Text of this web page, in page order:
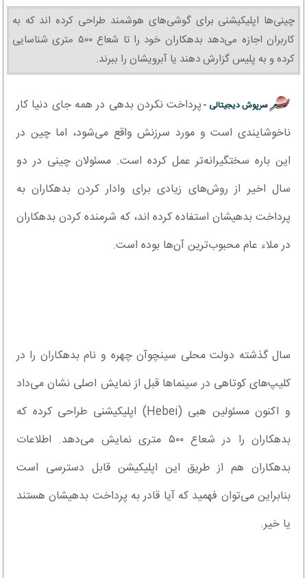
چینی‌ها اپلیکیشنی برای گوشی‌های هوشمند طراحی کرده اند که به
کاربران اجازه می‌دهد بدهکاران خود را تا شعاع ۵۰۰ متری شناسایی
کرده و به پلیس گزارش دهند یا آبرویشان را ببرند.
سرپوش دیجیتالی - پرداخت نکردن بدهی در همه جای دنیا کار
ناخوشایندی است و مورد سرزنش واقع می‌شود، اما چین در
این باره سختگیرانه‌تر عمل کرده است. مسئولان چینی در دو
سال اخیر از روش‌های زیادی برای وادار کردن بدهکاران به
پرداخت بدهیشان استفاده کرده اند، که شرمنده کردن بدهکاران
در ملاء عام محبوب‌ترین آن‌ها بوده است.
سال گذشته دولت محلی سینچوآن چهره و نام بدهکاران را در
کلیپ‌های کوتاهی در سینما‌ها قبل از نمایش اصلی نشان می‌داد
و اکنون مسئولین هبی (Hebei) اپلیکیشنی طراحی کرده که
بدهکاران را در شعاع ۵۰۰ متری نمایش می‌دهد. اطلاعات
بدهکاران هم از طریق این اپلیکیشن قابل دسترسی است
بنابراین می‌توان فهمید که آیا قادر به پرداخت بدهیشان هستند
یا خیر.